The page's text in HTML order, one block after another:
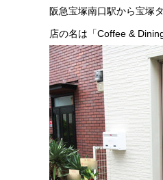
阪急宝塚南口駅から宝塚
店の名は「Coffee &